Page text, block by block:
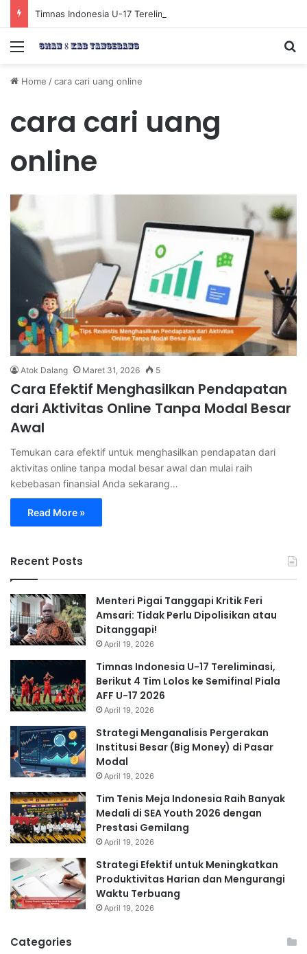
Menu
Home /cara cari uang online
cara cari uang
online
Atok Dalang Maret 31, 2026 5
Cara Efektif Menghasilkan Pendapatan
dari Aktivitas Online Tanpa Modal Besar
Awal
Temukan cara efektif untuk menghasilkan pendapatan dari
aktivitas online tanpa modal besar awal dan mulai raih
kebebasan finansial Anda sekarang…
Read More »
Recent Posts
Menteri Pigai Tanggapi Kritik Feri
Amsari: Tidak Perlu Dipolisikan atau
Ditanggapi!
April 19, 2026
Timnas Indonesia U-17 Tereliminasi,
Berikut 4 Tim Lolos ke Semifinal Piala
AFF U-17 2026
April 19, 2026
Strategi Menganalisis Pergerakan
Institusi Besar (Big Money) di Pasar
Modal
April 19, 2026
Tim Tenis Meja Indonesia Raih Banyak
Medali di SEA Youth 2026 dengan
Prestasi Gemilang
April 19, 2026
Strategi Efektif untuk Meningkatkan
Produktivitas Harian dan Mengurangi
Waktu Terbuang
April 19, 2026
Categories